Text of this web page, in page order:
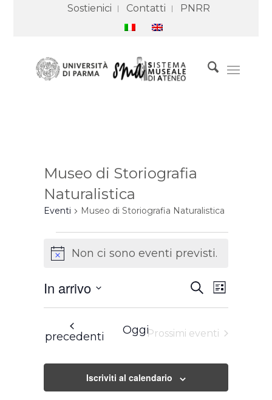
Sostienici Contatti PNRR
Museo di Storiografia
Naturalistica
Eventi Museo di Storiografia Naturalistica
Eventi
NoticeNon ci sono eventi previsti.
Eventi
Ricerca
viste
CercaEvento
Viste
Lista
In arrivo
Seleziona
data.
Eventi
precedenti
OggiProssimi eventi
Iscriviti al calendario